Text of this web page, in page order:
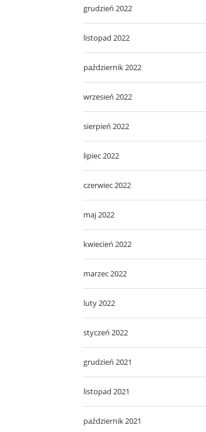
grudzień 2022
listopad 2022
październik 2022
wrzesień 2022
sierpień 2022
lipiec 2022
czerwiec 2022
maj 2022
kwiecień 2022
marzec 2022
luty 2022
styczeń 2022
grudzień 2021
listopad 2021
październik 2021